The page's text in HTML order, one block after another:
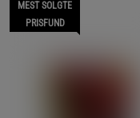
MEST SOLGTE
PRISFUND